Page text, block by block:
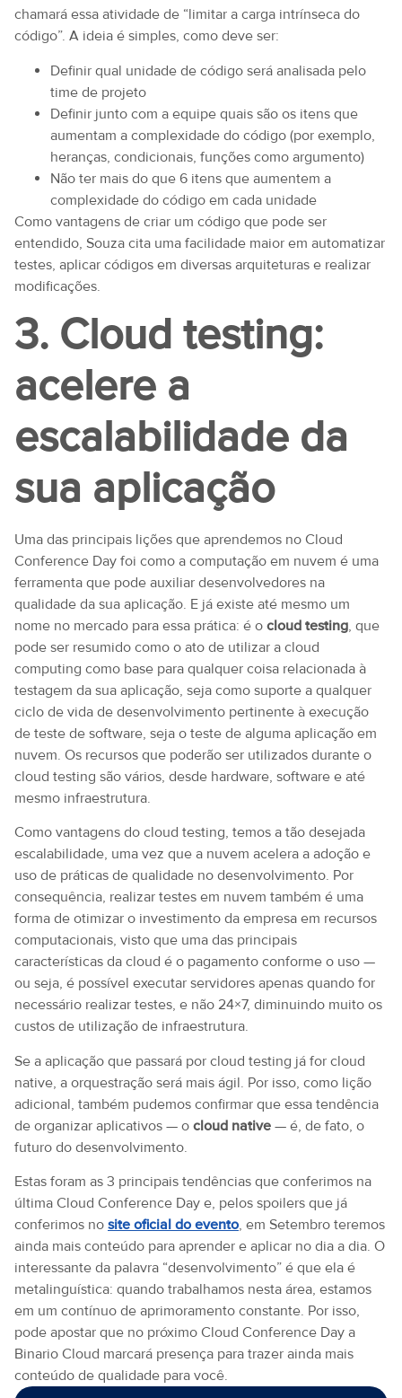
chamará essa atividade de “limitar a carga intrínseca do
código”. A ideia é simples, como deve ser:
Definir qual unidade de código será analisada pelo
time de projeto
Definir junto com a equipe quais são os itens que
aumentam a complexidade do código (por exemplo,
heranças, condicionais, funções como argumento)
Não ter mais do que 6 itens que aumentem a
complexidade do código em cada unidade
Como vantagens de criar um código que pode ser
entendido, Souza cita uma facilidade maior em automatizar
testes, aplicar códigos em diversas arquiteturas e realizar
modificações.
3. Cloud testing:
acelere a
escalabilidade da
sua aplicação
Uma das principais lições que aprendemos no Cloud
Conference Day foi como a computação em nuvem é uma
ferramenta que pode auxiliar desenvolvedores na
qualidade da sua aplicação. E já existe até mesmo um
nome no mercado para essa prática: é o cloud testing, que
pode ser resumido como o ato de utilizar a cloud
computing como base para qualquer coisa relacionada à
testagem da sua aplicação, seja como suporte a qualquer
ciclo de vida de desenvolvimento pertinente à execução
de teste de software, seja o teste de alguma aplicação em
nuvem. Os recursos que poderão ser utilizados durante o
cloud testing são vários, desde hardware, software e até
mesmo infraestrutura.
Como vantagens do cloud testing, temos a tão desejada
escalabilidade, uma vez que a nuvem acelera a adoção e
uso de práticas de qualidade no desenvolvimento. Por
consequência, realizar testes em nuvem também é uma
forma de otimizar o investimento da empresa em recursos
computacionais, visto que uma das principais
características da cloud é o pagamento conforme o uso —
ou seja, é possível executar servidores apenas quando for
necessário realizar testes, e não 24×7, diminuindo muito os
custos de utilização de infraestrutura.
Se a aplicação que passará por cloud testing já for cloud
native, a orquestração será mais ágil. Por isso, como lição
adicional, também pudemos confirmar que essa tendência
de organizar aplicativos — o cloud native — é, de fato, o
futuro do desenvolvimento.
Estas foram as 3 principais tendências que conferimos na
última Cloud Conference Day e, pelos spoilers que já
conferimos no site oficial do evento, em Setembro teremos
ainda mais conteúdo para aprender e aplicar no dia a dia. O
interessante da palavra “desenvolvimento” é que ela é
metalinguística: quando trabalhamos nesta área, estamos
em um contínuo de aprimoramento constante. Por isso,
pode apostar que no próximo Cloud Conference Day a
Binario Cloud marcará presença para trazer ainda mais
conteúdo de qualidade para você.